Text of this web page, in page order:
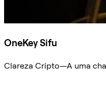
OneKey Sifu
Clareza Cripto—A uma